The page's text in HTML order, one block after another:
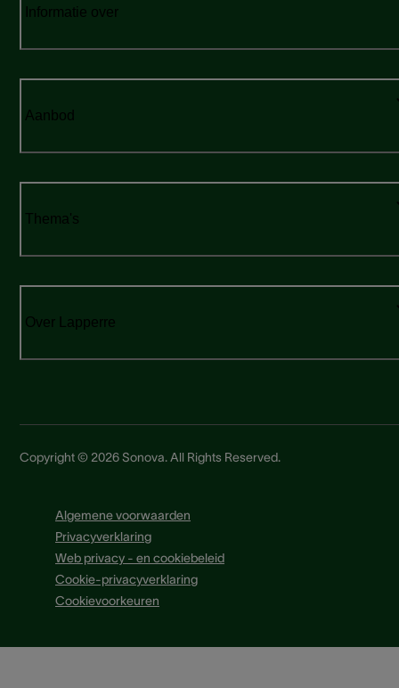
Informatie over
Aanbod
Thema's
Over Lapperre
Copyright © 2026 Sonova. All Rights Reserved.
Algemene voorwaarden
Privacyverklaring
Web privacy - en cookiebeleid
Cookie-privacyverklaring
Cookievoorkeuren